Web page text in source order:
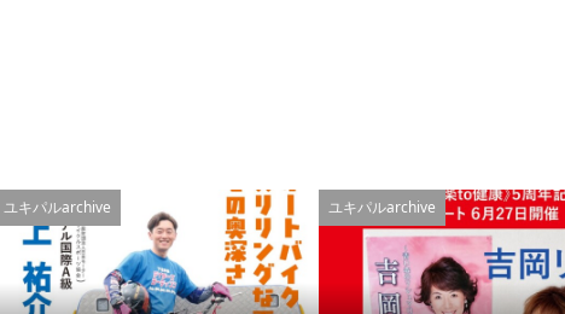
ユキパルarchive ユキパルarchive